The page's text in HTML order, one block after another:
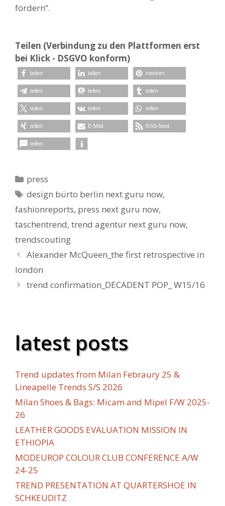
fördern“.
Teilen (Verbindung zu den Plattformen erst
bei Klick - DSGVO konform)
teilen teilen merken
teilen teilen teilen
teilen teilen teilen
teilen E-Mail RSS-feed
teilen
Kategorien
press
Schlagwörter
design bürto berlin next guru now,
fashionreports, press next guru now,
taschentrend, trend agentur next guru now,
trendscouting
Alexander McQueen_the first retrospective in
london
trend confirmation_DECADENT POP_ W15/16
latest posts
Trend updates from Milan Febraury 25 &
Lineapelle Trends S/S 2026
Milan Shoes & Bags: Micam and Mipel F/W 2025-
26
LEATHER GOODS EVALUATION MISSION IN
ETHIOPIA
MODEUROP COLOUR CLUB CONFERENCE A/W
24-25
TREND PRESENTATION AT QUARTERSHOE IN
SCHKEUDITZ